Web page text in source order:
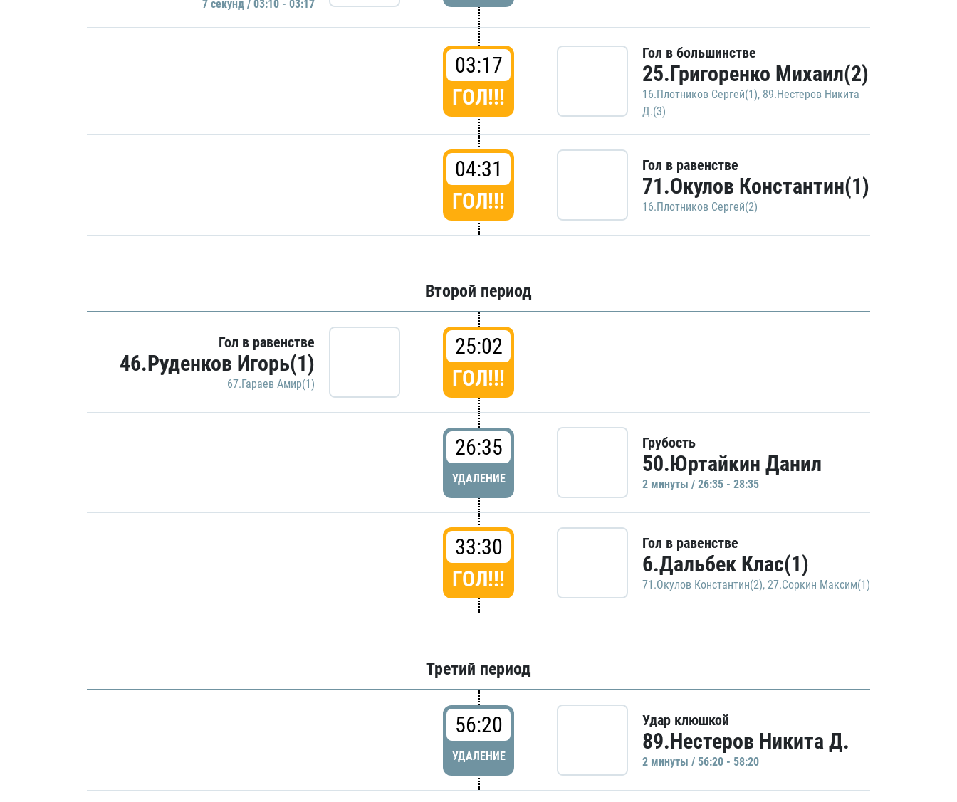
7 секунд / 03:10 - 03:17
03:17
ГОЛ!!!
Гол в большинстве
25.Григоренко Михаил(2)
16.Плотников Сергей(1), 89.Нестеров Никита
Д.(3)
04:31
ГОЛ!!!
Гол в равенстве
71.Окулов Константин(1)
16.Плотников Сергей(2)
Второй период
Гол в равенстве
46.Руденков Игорь(1)
67.Гараев Амир(1)
25:02
ГОЛ!!!
26:35
УДАЛЕНИЕ
Грубость
50.Юртайкин Данил
2 минуты / 26:35 - 28:35
33:30
ГОЛ!!!
Гол в равенстве
6.Дальбек Клас(1)
71.Окулов Константин(2), 27.Соркин Максим(1)
Третий период
56:20
УДАЛЕНИЕ
Удар клюшкой
89.Нестеров Никита Д.
2 минуты / 56:20 - 58:20